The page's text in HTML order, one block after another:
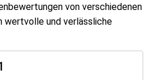
von verschiedenen
wertvolle und verlässliche